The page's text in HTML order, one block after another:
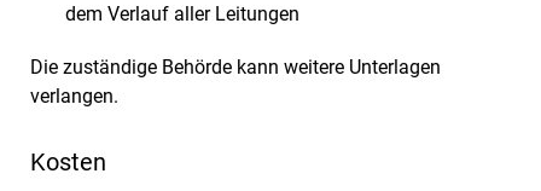
dem Verlauf aller Leitungen
Die zuständige Behörde kann weitere Unterlagen
verlangen.
Kosten